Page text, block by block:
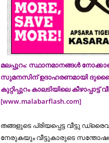
മലപ്പുറം: സ്ഥാനമാനങ്ങള്‍
സുമനസിന് ഉദാഹരണമായി
കുറ്റിപ്പുറം കാലടിയിലെ
[www.malabarflash.com]
തങ്ങളുടെ പ്രിയപ്പെട്ട വീട്ടു
നേരുകയും വീട്ടുകാരുടെ